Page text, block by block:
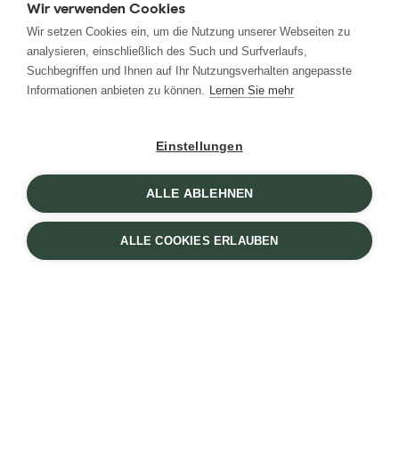
Wir verwenden Cookies
Wir setzen Cookies ein, um die Nutzung unserer Webseiten zu
analysieren, einschließlich des Such und Surfverlaufs,
Suchbegriffen und Ihnen auf Ihr Nutzungsverhalten angepasste
Informationen anbieten zu können. Lernen Sie mehr
Einstellungen
ALLE ABLEHNEN
ALLE COOKIES ERLAUBEN